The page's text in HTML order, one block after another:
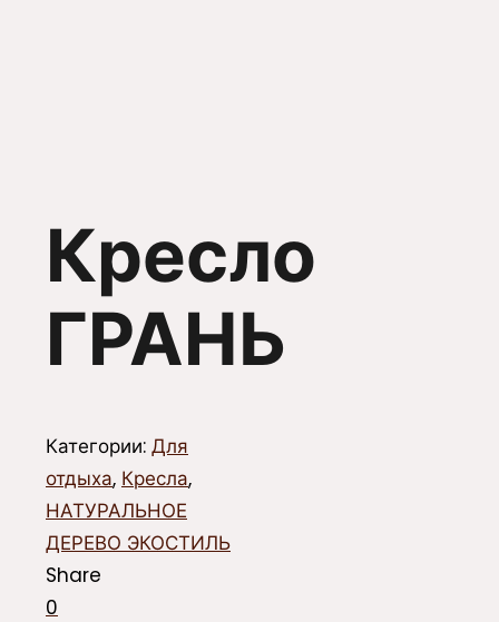
Кресло
ГРАНЬ
Категории: Для
отдыха, Кресла,
НАТУРАЛЬНОЕ
ДЕРЕВО ЭКОСТИЛЬ
Share
0